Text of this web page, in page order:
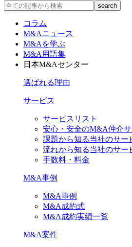
コラム
M&Aニュース
M&Aを学ぶ
M&A用語集
日本M&Aセンター
選ばれる理由
サービス
サービスリスト
安心・安全のM&A仲介
課題から知る当社のサー
流れから知る当社のサー
手数料・料金
M&A事例
M&A事例
M&A成約式
M&A成約実績一覧
M&A案件